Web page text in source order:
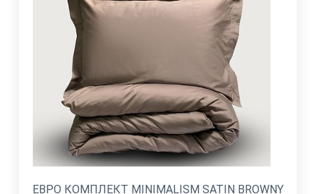
ЕВРО КОМПЛЕКТ MINIMALISM SATIN BROWNY